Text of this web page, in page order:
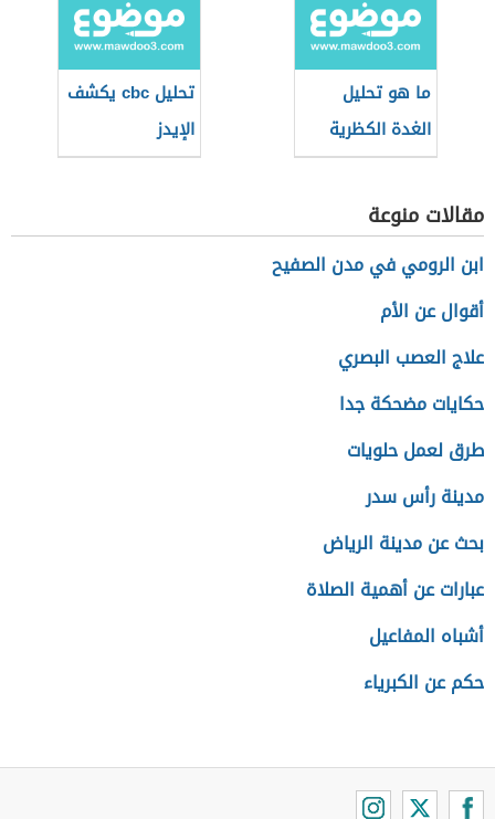
ما هو تحليل
الغدة الكظرية
تحليل cbc يكشف
الإيدز
مقالات منوعة
ابن الرومي في مدن الصفيح
أقوال عن الأم
علاج العصب البصري
حكايات مضحكة جدا
طرق لعمل حلويات
مدينة رأس سدر
بحث عن مدينة الرياض
عبارات عن أهمية الصلاة
أشباه المفاعيل
حكم عن الكبرياء